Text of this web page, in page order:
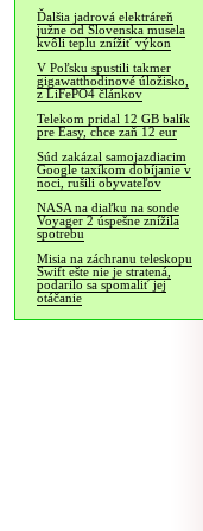
Ďalšia jadrová elektráreň
južne od Slovenska musela
kvôli teplu znížiť výkon
V Poľsku spustili takmer
gigawatthodinové úložisko,
z LiFePO4 článkov
Telekom pridal 12 GB balík
pre Easy, chce zaň 12 eur
Súd zakázal samojazdiacim
Google taxíkom dobíjanie v
noci, rušili obyvateľov
NASA na diaľku na sonde
Voyager 2 úspešne znížila
spotrebu
Misia na záchranu teleskopu
Swift ešte nie je stratená,
podarilo sa spomaliť jej
otáčanie